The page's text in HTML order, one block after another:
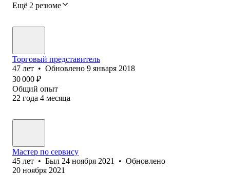
Ещё 2 резюме
Торговый представитель
47 лет • Обновлено 9 января 2018
30 000 ₽
Общий опыт
22 года 4 месяца
Мастер по сервису
45 лет • Был 24 ноября 2021 • Обновлено
20 ноября 2021